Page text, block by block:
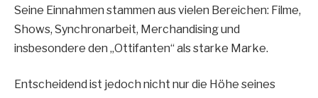
Seine Einnahmen stammen aus vielen Bereichen: Filme,
Shows, Synchronarbeit, Merchandising und
insbesondere den „Ottifanten“ als starke Marke.
Entscheidend ist jedoch nicht nur die Höhe seines